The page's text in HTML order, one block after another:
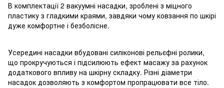
В комплектації 2 вакуумні насадки, зроблені з міцного
пластику з гладкими краями, завдяки чому ковзання по шкірі
дуже комфортне і безболісне.
Усередині насадки вбудовані силіконові рельєфні ролики,
що прокручуються і підсилюють ефект масажу за рахунок
додаткового впливу на шкірну складку. Різні діаметри
насадок дозволяють з комфортом пропрацювати все тіло.